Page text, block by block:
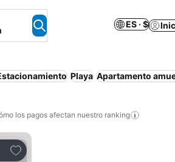
ES · $
Playa Apartamento
los pagos afectan nuestro ranking
Agregar a favoritos